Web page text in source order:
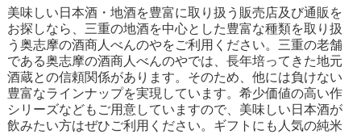
美味しい日本酒・地酒を豊富に取り扱う販売店及び通販を
お探しなら、三重の地酒を中心とした豊富な種類を取り扱
う奥志摩の酒商人べんのやをご利用ください。三重の老舗
である奥志摩の酒商人べんのやでは、長年培ってきた地元
酒蔵との信頼関係があります。そのため、他には負けない
豊富なラインナップを実現しています。希少価値の高い作
シリーズなどもご用意していますので、美味しい日本酒が
飲みたい方はぜひご利用ください。ギフトにも人気の純米